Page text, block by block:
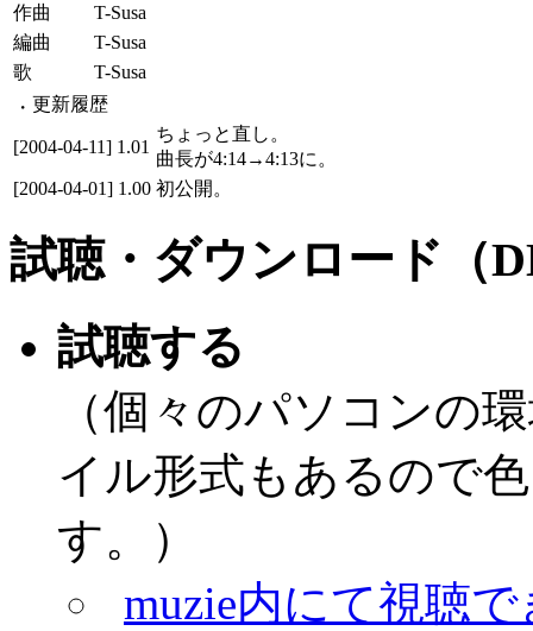
作曲
T-Susa
編曲
T-Susa
歌
T-Susa
更新履歴
[2004-04-11] 1.01
ちょっと直し。
曲長が4:14→4:13に。
[2004-04-01] 1.00 初公開。
試聴・ダウンロード（
試聴する
（個々のパソコンの
イル形式もあるので
す。）
muzie内にて視聴